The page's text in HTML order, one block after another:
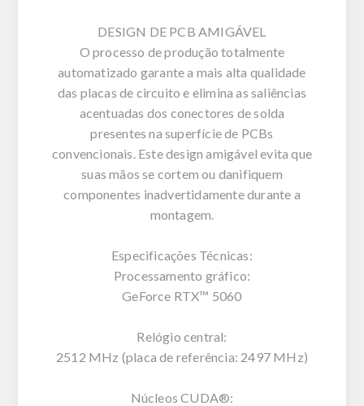
DESIGN DE PCB AMIGÁVEL
O processo de produção totalmente
automatizado garante a mais alta qualidade
das placas de circuito e elimina as saliências
acentuadas dos conectores de solda
presentes na superfície de PCBs
convencionais. Este design amigável evita que
suas mãos se cortem ou danifiquem
componentes inadvertidamente durante a
montagem.
Especificações Técnicas:
Processamento gráfico:
GeForce RTX™ 5060
Relógio central:
2512 MHz (placa de referência: 2497 MHz)
Núcleos CUDA®: